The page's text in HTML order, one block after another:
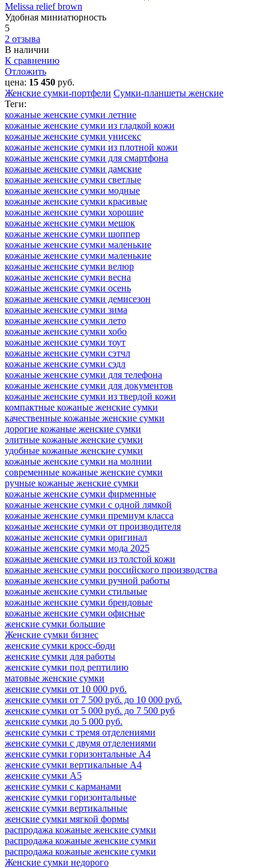
Melissa relief brown
Удобная миниатюрность
5
2 отзыва
В наличии
К сравнению
Отложить
цена: 15 450 руб.
Женские сумки-портфели Сумки-планшеты женские
Теги:
кожаные женские сумки летние
кожаные женские сумки из гладкой кожи
кожаные женские сумки унисекс
кожаные женские сумки из плотной кожи
кожаные женские сумки для смартфона
кожаные женские сумки дамские
кожаные женские сумки светлые
кожаные женские сумки модные
кожаные женские сумки красивые
кожаные женские сумки хорошие
кожаные женские сумки мешок
кожаные женские сумки шоппер
кожаные женские сумки маленькие
кожаные женские сумки маленькие
кожаные женские сумки велюр
кожаные женские сумки весна
кожаные женские сумки осень
кожаные женские сумки демисезон
кожаные женские сумки зима
кожаные женские сумки лето
кожаные женские сумки хобо
кожаные женские сумки тоут
кожаные женские сумки cэтчл
кожаные женские сумки сэдл
кожаные женские сумки для телефона
кожаные женские сумки для документов
кожаные женские сумки из твердой кожи
компактные кожаные женские сумки
качественные кожаные женские сумки
дорогие кожаные женские сумки
элитные кожаные женские сумки
удобные кожаные женские сумки
кожаные женские сумки на молнии
современные кожаные женские сумки
ручные кожаные женские сумки
кожаные женские сумки фирменные
кожаные женские сумки с одной лямкой
кожаные женские сумки премиум класса
кожаные женские сумки от производителя
кожаные женские сумки оригинал
кожаные женские сумки мода 2025
кожаные женские сумки из толстой кожи
кожаные женские сумки российского производства
кожаные женские сумки ручной работы
кожаные женские сумки стильные
кожаные женские сумки брендовые
кожаные женские сумки офисные
женские сумки большие
Женские сумки бизнес
женские сумки кросс-боди
женские сумки для работы
женские сумки под рептилию
матовые женские сумки
женские сумки от 10 000 руб.
женские сумки от 7 500 руб. до 10 000 руб.
женские сумки от 5 000 руб. до 7 500 руб
женские сумки до 5 000 руб.
женские сумки с тремя отделениями
женские сумки с двумя отделениями
женские сумки горизонтальные А4
женские сумки вертикальные А4
женские сумки А5
женские сумки с карманами
женские сумки горизонтальные
женские сумки вертикальные
женские сумки мягкой формы
распродажа кожаные женские сумки
распродажа кожаные женские сумки
распродажа кожаные женские сумки
Женские сумки недорого